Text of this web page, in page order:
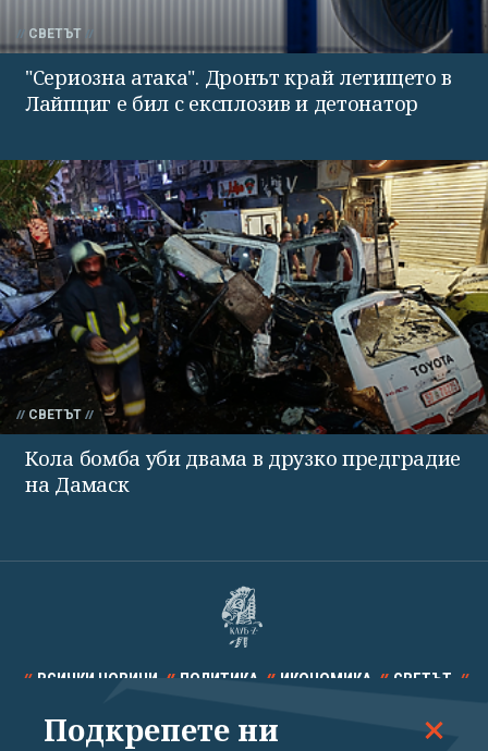
СВЕТЪТ
"Сериозна атака". Дронът край летището в
Лайпциг е бил с експлозив и детонатор
СВЕТЪТ
Кола бомба уби двама в друзко предградие
на Дамаск
ВСИЧКИ НОВИНИ ПОЛИТИКА ИКОНОМИКА СВЕТЪТ
СПОРТ КУЛТУРА ТЕХНОЛОГИИ КАЛЕЙДОСКОП
Подкрепете ни